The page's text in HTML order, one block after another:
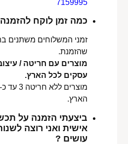
7159995
כמה זמן לוקח
זמני המשלוחים משתנים
שהזמנת.
עסקים לכל הארץ.
הארץ.
ביצעתי הזמנה על
אישית ואני רוצה
עושים ?